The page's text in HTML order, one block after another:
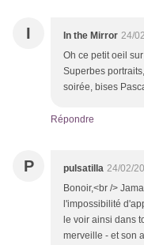
I In the Mirror 24/
Oh ce petit oeil
Superbes
soirée, bises
Répondre
P pulsatilla 24/02/
Bonoir,<br />
l'impossibilité
le voir ainsi dans
merveille - et son